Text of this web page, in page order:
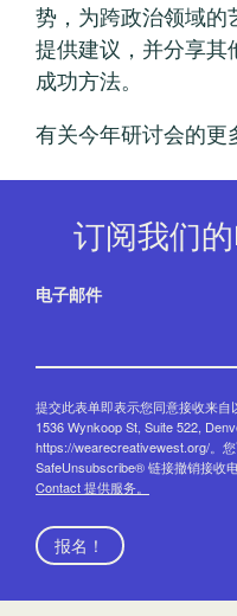
势，为跨政治领域的
提供建议，并分享其
成功方法。
有关今年研讨会的更
订阅我们
电子邮件
提交此表单即表示您同意接收来自
1536 Wynkoop St, Suite 522,
https://wearecreativewest.org/。
SafeUnsubscribe® 链接撤销接收
Contact 提供服务。
报名！